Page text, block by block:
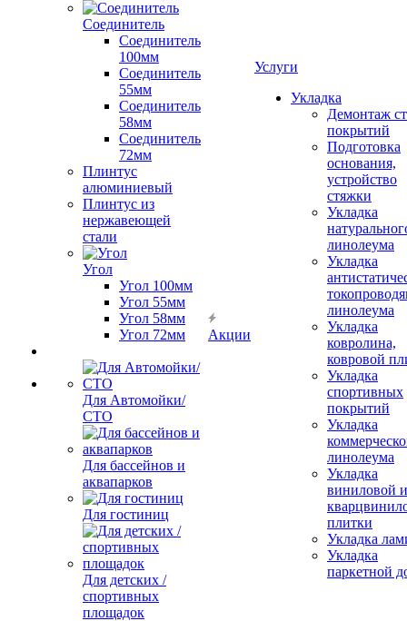
Соединитель
Соединитель
100мм
Соединитель
55мм
Соединитель
58мм
Соединитель
72мм
Плинтус
алюминиевый
Плинтус из
нержавеющей
стали
Угол
Угол 100мм
Угол 55мм
Угол 58мм
Угол 72мм
Для Автомойки/
СТО
Для бассейнов и
аквапарков
Для гостиниц
Для детских /
спортивных
площадок
Акции
Услуги
Укладка
Демонтаж
покрытий
Подготовка
основания,
устройство
стяжки
Укладка
линолеума
Укладка
линолеума
Укладка
ковролина,
ковровой
Укладка
спортивных
покрытий
Укладка
линолеума
Укладка
виниловой и
плитки
Укладка
Укладка
паркетной